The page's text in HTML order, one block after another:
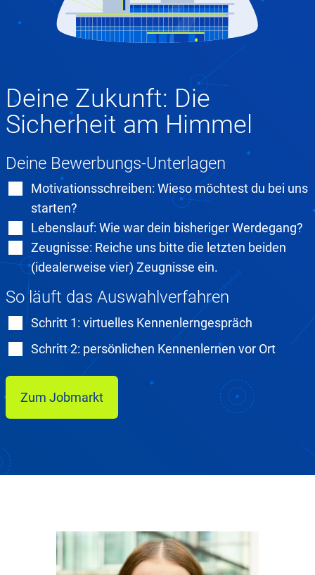
Deine Zukunft: Die
Sicherheit am Himmel
Deine Bewerbungs-Unterlagen
Motivationsschreiben: Wieso möchtest du bei uns
starten?
Lebenslauf: Wie war dein bisheriger Werdegang?
Zeugnisse: Reiche uns bitte die letzten beiden
(idealerweise vier) Zeugnisse ein.
So läuft das Auswahlverfahren
Schritt 1: virtuelles Kennenlerngespräch
Schritt 2: persönlichen Kennenlernen vor Ort
Zum Jobmarkt